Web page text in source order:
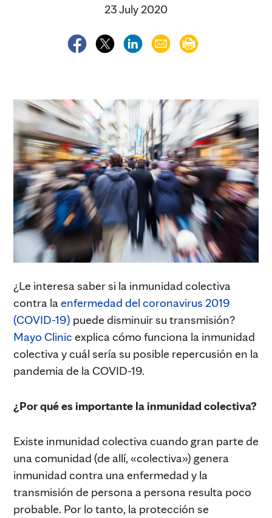
23 July 2020
¿Le interesa saber si la inmunidad colectiva
contra laenfermedad del coronavirus 2019
(COVID-19) puede disminuir su transmisión?
Mayo Clinic explica cómo funciona la inmunidad
colectiva y cuál sería su posible repercusión en la
pandemia de la COVID-19.
¿Por qué es importante la inmunidad colectiva?
Existe inmunidad colectiva cuando gran parte de
una comunidad (de allí, «colectiva») genera
inmunidad contra una enfermedad y la
transmisión de persona a persona resulta poco
probable. Por lo tanto, la protección se